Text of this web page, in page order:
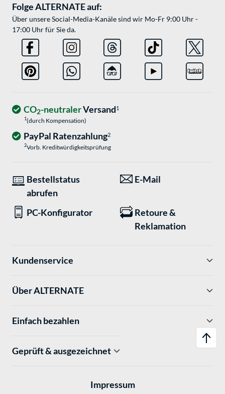
Folge ALTERNATE auf:
Über unsere Social-Media-Kanäle sind wir Mo-Fr 9:00 Uhr -
17:00 Uhr für Sie da.
CO2-neutralerVersand1
1(durch Kompensation)
PayPal Ratenzahlung2
2Vorb. Kreditwürdigkeitsprüfung
Bestellstatus
abrufen
E-Mail
PC-Konfigurator
Retoure &
Reklamation
Kundenservice
Über ALTERNATE
Einfach bezahlen
Geprüft & ausgezeichnet
Impressum